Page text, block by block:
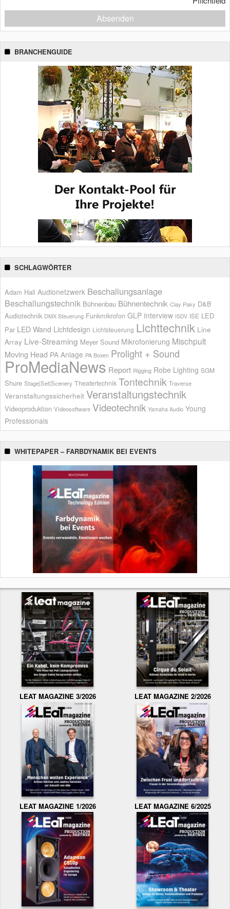
Absenden
BRANCHENGUIDE
SCHLAGWÖRTER
Adam Hall Audionetzwerk Beschallungsanlage
Beschallungstechnik Bühnenbau Bühnentechnik Clay Paky D&B
Audiotechnik DMX Steuerung Funkmikrofon GLP Interview ISDV ISE LED
Par LED Wand Lichtdesign Lichtsteuerung Lichttechnik Line
Array Live-Streaming Meyer Sound Mikrofonierung Mischpult
Moving Head PA Anlage PA Boxen Prolight + Sound
ProMediaNews Report Rigging Robe Lighting SGM
Shure Stage|Set|Scenery Theatertechnik Tontechnik Traverse
Veranstaltungssicherheit Veranstaltungstechnik
Videoproduktion Videosoftware Videotechnik Yamaha Audio Young
Professionals
WHITEPAPER – FARBDYNAMIK BEI EVENTS
LEAT MAGAZINE 3/2026 LEAT MAGAZINE 2/2026
LEAT MAGAZINE 1/2026 LEAT MAGAZINE 6/2025